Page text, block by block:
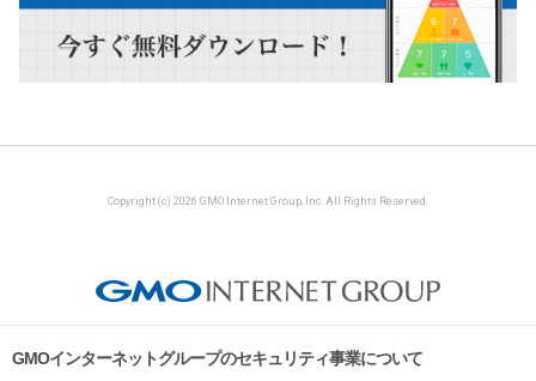
Copyright (c) 2026 GMO Internet Group, Inc. All Rights Reserved.
GMOインターネットグループのセキュリティ事業について